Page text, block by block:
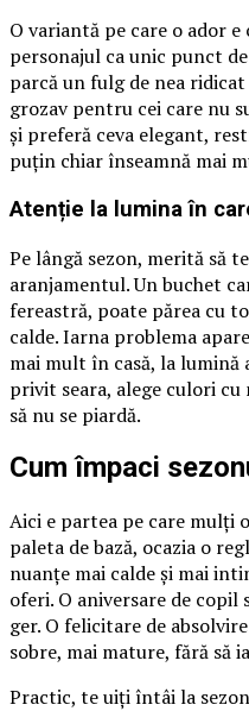
O variantă pe care o ador
personajul ca unic punct
parcă un fulg de nea
grozav pentru cei care nu
și preferă ceva elegant,
puțin chiar înseamnă mai
Atenție la lumina în
Pe lângă sezon, merită să
aranjamentul. Un buchet
fereastră, poate părea cu
calde. Iarna problema
mai mult în casă, la lumină
privit seara, alege culori
să nu se piardă.
Cum împaci
Aici e partea pe care mulți
paleta de bază, ocazia o
nuanțe mai calde și mai
oferi. O aniversare de
ger. O felicitare de
sobre, mai mature, fără să
Practic, te uiți întâi la